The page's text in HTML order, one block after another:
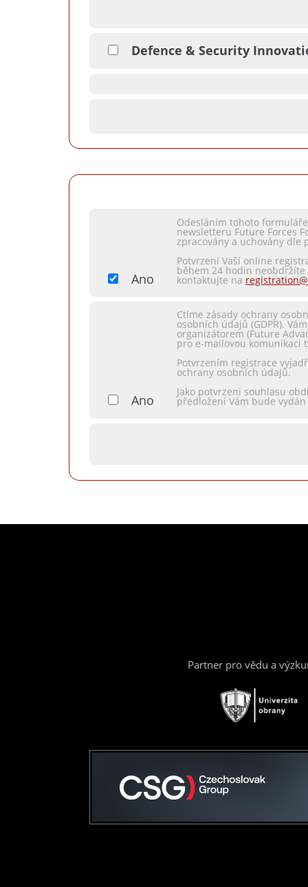
Defence & Security
Ano
Odesláním tohoto
newsletteru Future Forces
zpracovány a uchovány
Potvrzení Vaší online
během 24 hodin
kontaktujte na
Ano
Ctíme zásady ochrany
osobních údajů (GDPR).
organizátorem (Future
pro e-mailovou komunikaci
Potvrzením registrace
ochrany osobních údajů.
Jako potvrzení souhlasu
předložení Vám bude vydán
Partner pro vědu a